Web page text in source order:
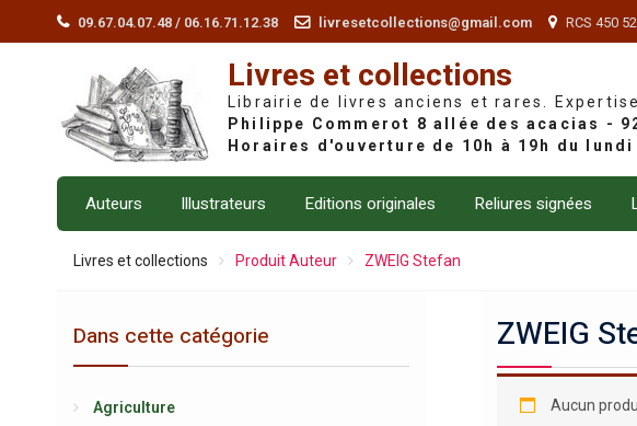
09.67.04.07.48 / 06.16.71.12.38 livresetcollections@gmail.com RCS 450
Livres et collections
Librairie de livres anciens et rares. Expertise
Auteurs Illustrateurs Editions originales Reliures signées
Livres et collections Produit Auteur ZWEIG Stefan
ZWEIG
Aucun
Dans cette catégorie
Agriculture